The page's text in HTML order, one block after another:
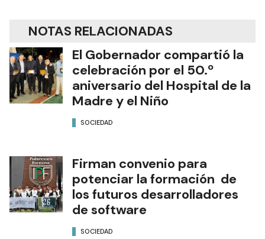
NOTAS RELACIONADAS
El Gobernador compartió la
celebración por el 50.º
aniversario del Hospital de la
Madre y el Niño
SOCIEDAD
Firman convenio para
potenciar la formación de
los futuros desarrolladores
de software
SOCIEDAD